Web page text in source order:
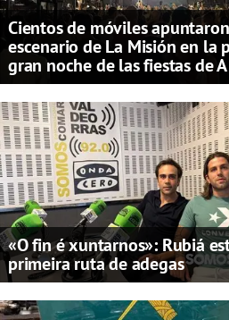
Cientos de móviles
escenario de La Misión en la
gran noche de las fiestas de
«O fin é xuntarnos»: Rubiá
primeira ruta de adegas